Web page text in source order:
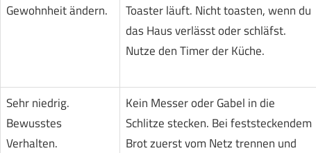
Gewohnheit ändern.
Toaster läuft. Nicht toasten, wenn du
das Haus verlässt oder schläfst.
Nutze den Timer der Küche.
Sehr niedrig.
Bewusstes
Verhalten.
Kein Messer oder Gabel in die
Schlitze stecken. Bei feststeckendem
Brot zuerst vom Netz trennen und